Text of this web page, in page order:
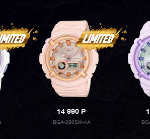
14 990P
BGA-280SW-4A